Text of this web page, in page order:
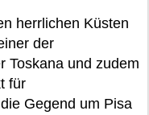
herrlichen Küsten
der
Toskana und zudem
für
Gegend um Pisa